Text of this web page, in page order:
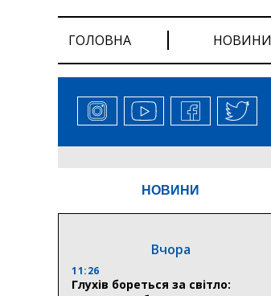
ГОЛОВНА НОВИНИ
НОВИНИ
Вчора
11:26
Глухів бореться за світло: